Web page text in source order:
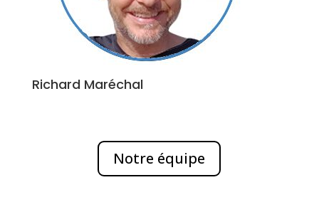
Richard Maréchal
Notre équipe